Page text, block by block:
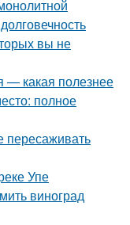
вы не
— какая полезнее
полное
пересаживать
Упе
виноград